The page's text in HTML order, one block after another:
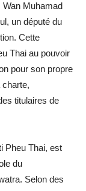
Wan Muhamad
un député du
Cette
Thai au pouvoir
pour son propre
charte,
titulaires de
Pheu Thai, est
du
Selon des